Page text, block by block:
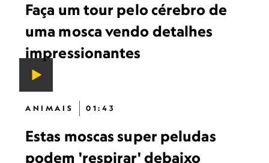
Faça um tour pelo cérebro de
uma mosca vendo detalhes
impressionantes
ANIMAIS 01:43
Estas moscas super peludas
podem 'respirar' debaixo